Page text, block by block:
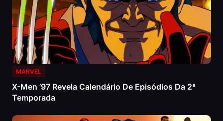
MARVEL
X-Men ’97 Revela Calendário De Episódios Da 2ª
Temporada